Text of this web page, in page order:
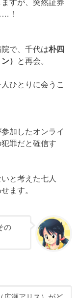
すが、突然証券
！
で、千代は朴四
） と再会。
ひとりに会うこ
加したオンライ
罪だと確信す
と考えた七人
ます。
の